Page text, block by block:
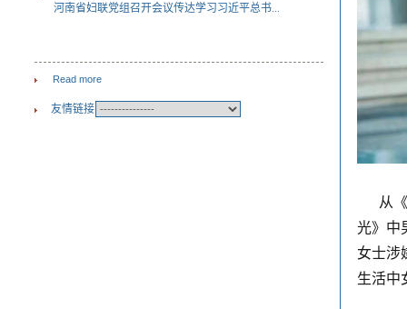
河南省妇联党组召开会议传达学习习近平总书...
Read more
友情链接
从
光》中
女士涉
生活中